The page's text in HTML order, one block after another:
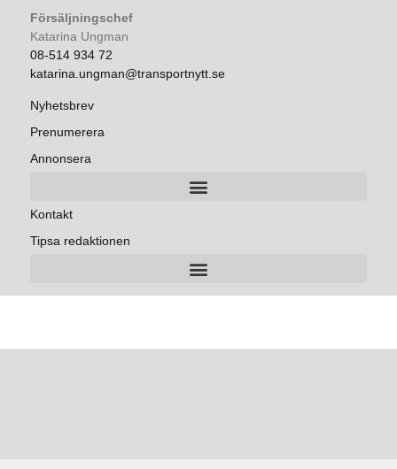
Försäljningschef
Katarina Ungman
08-514 934 72
katarina.ungman@transportnytt.se
Nyhetsbrev
Prenumerera
Annonsera
Kontakt
Tipsa redaktionen